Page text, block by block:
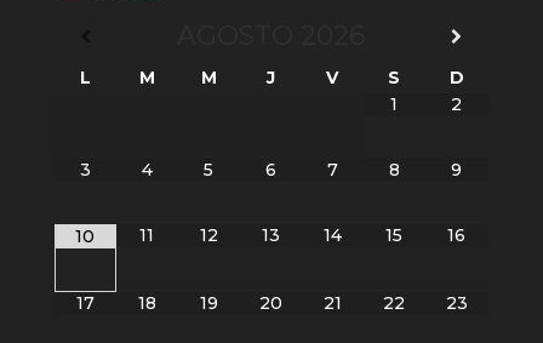
L M M J V S
D
1
2
3 4 5 6 7 8 9
10 11 12 13 14 15 16
17 18 19 20 21 22 23